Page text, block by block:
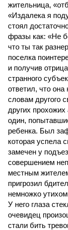
жительница,
«Издалека я
стоял
фразы как: «Не
что ты так
поселка
и получив
странного
ответил, что она
словам другого
других
один,
ребенка. Был
которая успела
замечен у
совершением
местным
пригрозил
немножко
У него глаза
очевидец
стали бить